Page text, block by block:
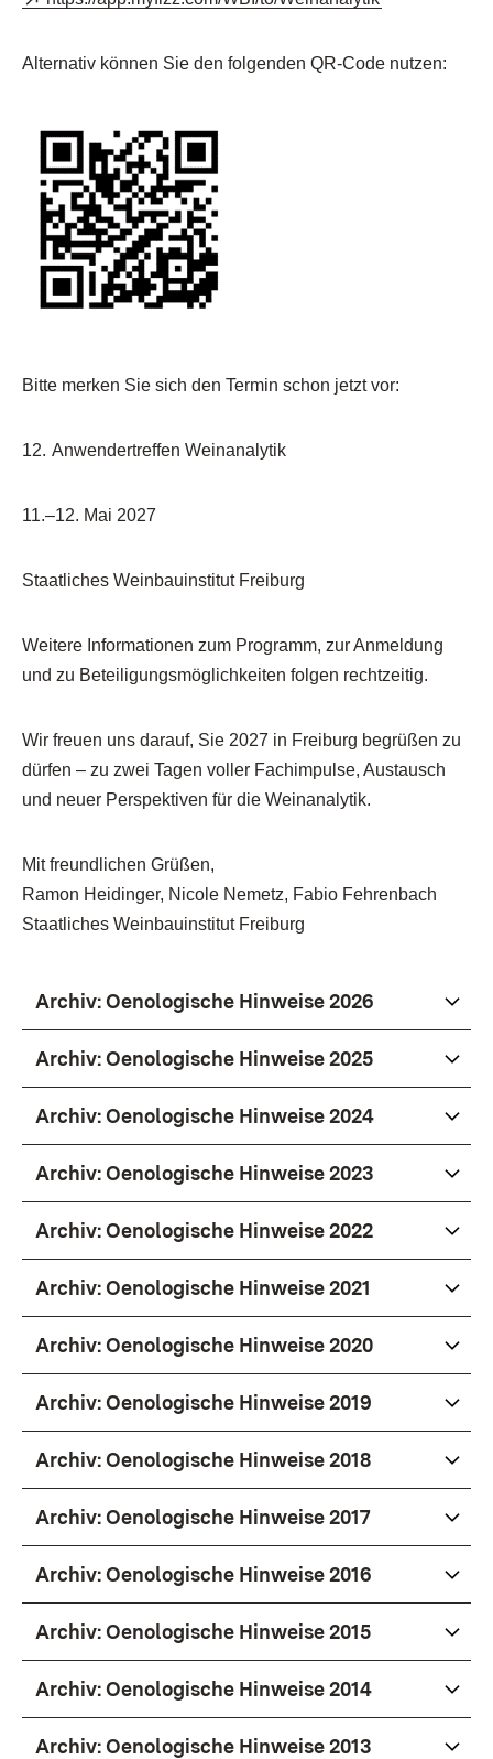
Alternativ können Sie den folgenden QR-Code nutzen:
Bitte merken Sie sich den Termin schon jetzt vor:
12. Anwendertreffen Weinanalytik
11.–12. Mai 2027
Staatliches Weinbauinstitut Freiburg
Weitere Informationen zum Programm, zur Anmeldung
und zu Beteiligungsmöglichkeiten folgen rechtzeitig.
Wir freuen uns darauf, Sie 2027 in Freiburg begrüßen zu
dürfen – zu zwei Tagen voller Fachimpulse, Austausch
und neuer Perspektiven für die Weinanalytik.
Mit freundlichen Grüßen,
Ramon Heidinger, Nicole Nemetz, Fabio Fehrenbach
Staatliches Weinbauinstitut Freiburg
Archiv: Oenologische Hinweise 2026
Archiv: Oenologische Hinweise 2025
Archiv: Oenologische Hinweise 2024
Archiv: Oenologische Hinweise 2023
Archiv: Oenologische Hinweise 2022
Archiv: Oenologische Hinweise 2021
Archiv: Oenologische Hinweise 2020
Archiv: Oenologische Hinweise 2019
Archiv: Oenologische Hinweise 2018
Archiv: Oenologische Hinweise 2017
Archiv: Oenologische Hinweise 2016
Archiv: Oenologische Hinweise 2015
Archiv: Oenologische Hinweise 2014
Archiv: Oenologische Hinweise 2013